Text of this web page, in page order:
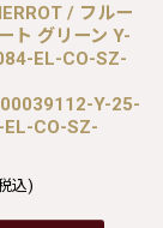
/ フルー
ト グリーン Y-
EL-CO-SZ-
Y-25-
CO-SZ-
込)